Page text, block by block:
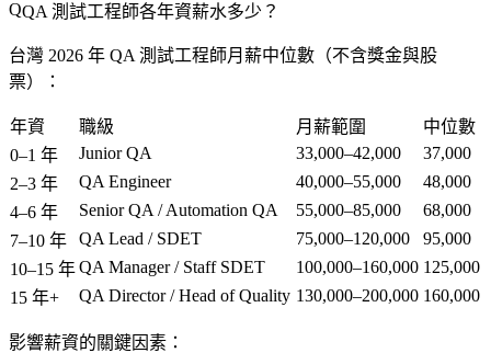
QA 測試工程師各年資薪水多少？
台灣 2026 年 QA 測試工程師月薪中位數（不含獎金與股
票）：
年資 職級 月薪範圍
中位數
0–1 年
Junior QA 33,000–42,000
37,000
2–3 年
QA Engineer 40,000–55,000
48,000
4–6 年
Senior QA / Automation QA 55,000–85,000
68,000
7–10 年
QA Lead / SDET 75,000–120,000
95,000
10–15 年QA Manager / Staff SDET 100,000–160,000 125,000
15 年+
QA Director / Head of Quality 130,000–200,000 160,000
影響薪資的關鍵因素：